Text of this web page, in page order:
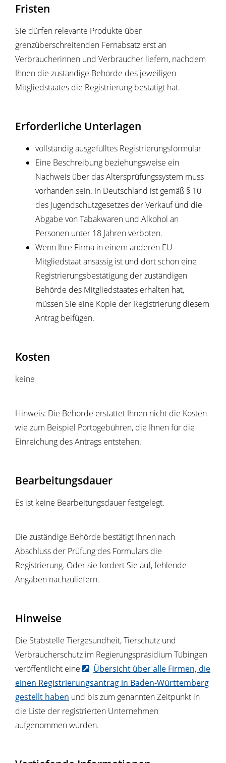
Fristen
Sie dürfen relevante Produkte über
grenzüberschreitenden Fernabsatz erst an
Verbraucherinnen und Verbraucher liefern, nachdem
Ihnen die zuständige Behörde des jeweiligen
Mitgliedstaates die Registrierung bestätigt hat.
Erforderliche Unterlagen
vollständig ausgefülltes Registrierungsformular
Eine Beschreibung beziehungsweise ein
Nachweis über das Altersprüfungssystem muss
vorhanden sein. In Deutschland ist gemäß § 10
des Jugendschutzgesetzes der Verkauf und die
Abgabe von Tabakwaren und Alkohol an
Personen unter 18 Jahren verboten.
Wenn Ihre Firma in einem anderen EU-
Mitgliedstaat ansässig ist und dort schon eine
Registrierungsbestätigung der zuständigen
Behörde des Mitgliedstaates erhalten hat,
müssen Sie eine Kopie der Registrierung diesem
Antrag beifügen.
Kosten
keine
Hinweis: Die Behörde erstattet Ihnen nicht die Kosten
wie zum Beispiel Portogebühren, die Ihnen für die
Einreichung des Antrags entstehen.
Bearbeitungsdauer
Es ist keine Bearbeitungsdauer festgelegt.
Die zuständige Behörde bestätigt Ihnen nach
Abschluss der Prüfung des Formulars die
Registrierung. Oder sie fordert Sie auf, fehlende
Angaben nachzuliefern.
Hinweise
Die Stabstelle Tiergesundheit, Tierschutz und
Verbraucherschutz im Regierungspräsidium Tübingen
veröffentlicht eine
Übersicht über alle Firmen, die
einen Registrierungsantrag in Baden-Württemberg
gestellt haben und bis zum genannten Zeitpunkt in
die Liste der registrierten Unternehmen
aufgenommen wurden.